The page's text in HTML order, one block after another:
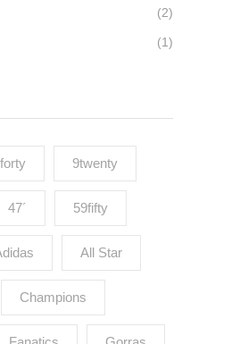
(2)
(1)
9twenty
47´ 59fifty
All Star
Champions